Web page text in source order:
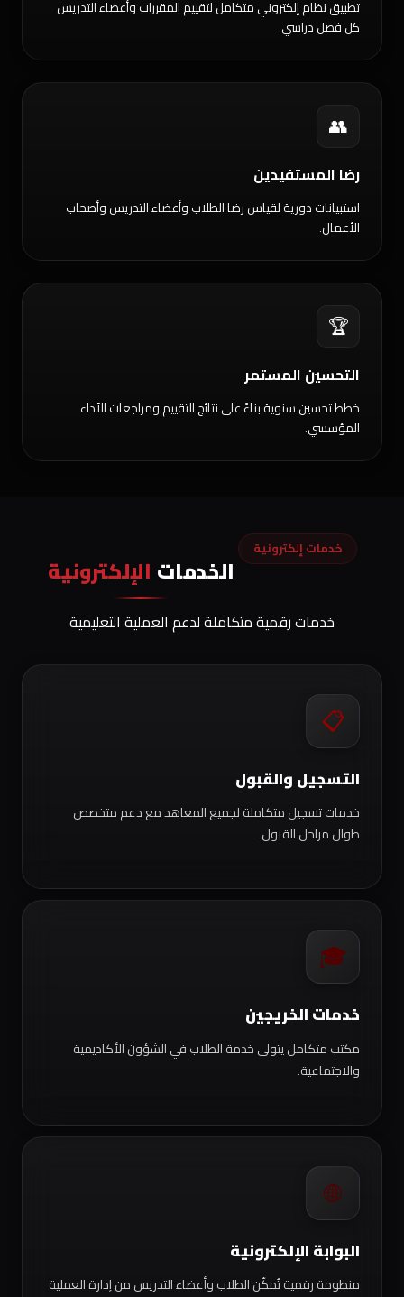
تطبيق نظام إلكتروني متكامل لتقييم المقررات وأعضاء التدريس
كل فصل دراسي.
👥
رضا المستفيدين
استبيانات دورية لقياس رضا الطلاب وأعضاء التدريس وأصحاب
الأعمال.
🏆
التحسين المستمر
خطط تحسين سنوية بناءً على نتائج التقييم ومراجعات الأداء
المؤسسي.
خدمات إلكترونية
الخدمات الإلكترونية
خدمات رقمية متكاملة لدعم العملية التعليمية
📋
التسجيل والقبول
خدمات تسجيل متكاملة لجميع المعاهد مع دعم متخصص
طوال مراحل القبول.
🎓
خدمات الخريجين
مكتب متكامل يتولى خدمة الطلاب في الشؤون الأكاديمية
والاجتماعية.
🌐
البوابة الإلكترونية
منظومة رقمية تُمكّن الطلاب وأعضاء التدريس من إدارة العملية